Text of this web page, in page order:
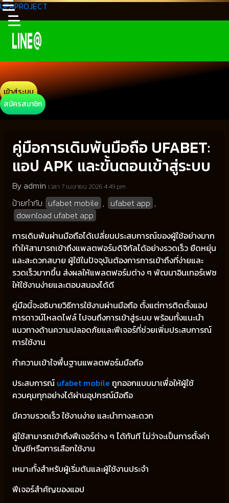
UFAPROJECT
เข้าสู่ระบบ
สมัครสมาชิก
คู่มือการเดิมพันมือถือ UFABET:
แอป APK และขั้นตอนเข้าสู่ระบบ
By admin เวลา 7 เมษายน 2026 4:49 pm
ป้ายกำกับ: ufabet mobile , ufabet app ,
download ufabet app
การเดิมพันผ่านมือถือได้เปลี่ยนประสบการณ์ของผู้ใช้อย่างมาก
ทำให้สามารถเข้าถึงแพลตฟอร์มดิจิทัลได้อย่างรวดเร็ว ยืดหยุ่น
และสะดวกสบาย ผู้ใช้ในปัจจุบันต้องการการเข้าถึงที่ง่ายและ
รวดเร็วมากขึ้น ส่งผลให้แพลตฟอร์มต่าง ๆ พัฒนาอินเทอร์เฟซ
ให้ใช้งานง่ายและตอบสนองได้ดี
คู่มือนี้จะอธิบายวิธีการใช้งานผ่านมือถือ ตั้งแต่การติดตั้งแอป
การดาวน์โหลดไฟล์ ไปจนถึงการเข้าสู่ระบบ พร้อมทั้งแนะนำ
แนวทางด้านความปลอดภัยและฟีเจอร์ที่ช่วยเพิ่มประสบการณ์
การใช้งาน
ทำความเข้าใจพื้นฐานแพลตฟอร์มมือถือ
ประสบการณ์ ufabet mobile ถูกออกแบบมาเพื่อให้ผู้ใช้
ควบคุมทุกอย่างได้ผ่านอุปกรณ์มือถือ
มีความรวดเร็ว ใช้งานง่าย และนำทางสะดวก
ผู้ใช้สามารถเข้าถึงฟีเจอร์ต่าง ๆ ได้ทันที ไม่ว่าจะเป็นการตั้งค่า
บัญชีหรือการเลือกใช้งาน
เหมาะทั้งสำหรับผู้เริ่มต้นและผู้ใช้งานประจำ
ฟีเจอร์สำคัญของแอป